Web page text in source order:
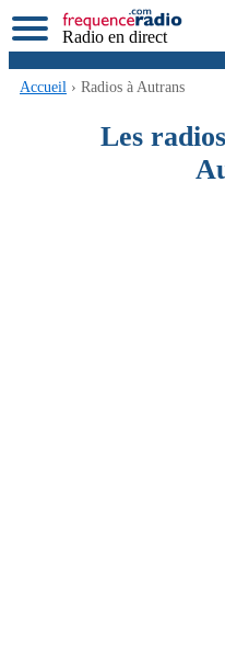
Radio en direct
Accueil › Radios à Autrans
Les